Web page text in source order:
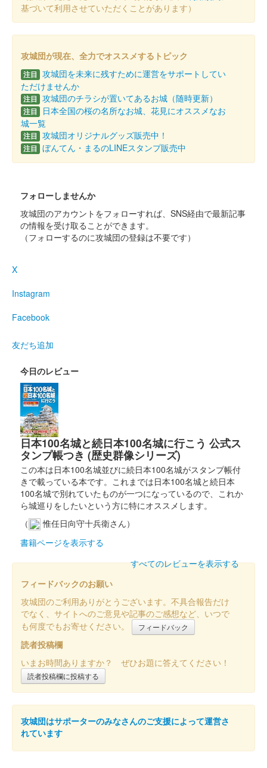
若狭和紙を使用した御城印。桜文様のはんこを1枚ずつ手押し。
数量限定販売。
後瀬山城 御城印
後瀬山城築城500年記念版（書置
き版）
販売終了
2022年10月22日に開催された後瀬山城築城500年記念イベント
「後瀬山城記念御城印山の上特別販売」で先着30名に販売。通常
の2倍サイズの御城印。江戸時代の雲濱八景絵巻物の後瀬秋月を
後瀬山城 御城印 後瀬山城築城500年記念版 御城印
帳直書き版
2022年10月22日に開催された後瀬山城築城500年記念イベント
「後瀬山城記念御城印山の上特別販売」で先着10名に販売された
直書き御城印の御城印帳直書き版。
後瀬山城 御城印
版）
限定500枚。通常の2倍サイズの御城印。江戸時代の雲濱八景絵
巻物の後瀬秋月をデザインに使用している。「築城500年」の手
作り印を押印。
後瀬山城 御城印 小浜駅×後瀬山城
配布終了
1000枚限定
後瀬山城 御城印
販売終了
100枚限定。若狭和紙を使用した御城印。桜文様と家紋はいずれ
ら取り入れている。
後瀬山城 御城印
手書きの文字を印刷した御城印。家紋は手押し。限定500枚（の
ちに追加販売）は2022年3月29日に完売。その後、7月21日より
500枚の数量限定で再販売。
基づいて利用させていただくことがあります）
攻城団が現在、全力でオススメするトピック
注目 攻城団を未来に残すために運営をサポートしてい
ただけませんか
注目 攻城団のチラシが置いてあるお城（随時更新）
注目
日本全国の桜の名所なお城、花見にオススメなお
城一覧
注目 攻城団オリジナルグッズ販売中！
注目 ぼんてん・まるのLINEスタンプ販売中
フォローしませんか
攻城団のアカウントをフォローすれば、SNS経由で最新記事
の情報を受け取ることができます。
（フォローするのに攻城団の登録は不要です）
X
Instagram
Facebook
友だち追加
今日のレビュー
日本100名城と続日本100名城に行こう 公式ス
タンプ帳つき (歴史群像シリーズ)
この本は日本100名城並びに続日本100名城がスタンプ帳付
きで載っている本です。これまでは日本100名城と続日本
100名城で別れていたものが一つになっているので、これか
ら城巡りをしたいという方に特にオススメします。
（
惟任日向守十兵衛さん）
書籍ページを表示する
すべてのレビューを表示する
フィードバックのお願い
攻城団のご利用ありがとうございます。不具合報告だけ
でなく、サイトへのご意見や記事のご感想など、いつで
も何度でもお寄せください。
フィードバック
読者投稿欄
いまお時間ありますか？ ぜひお題に答えてください！
読者投稿欄に投稿する
攻城団はサポーターのみなさんのご支援によって運営さ
れています